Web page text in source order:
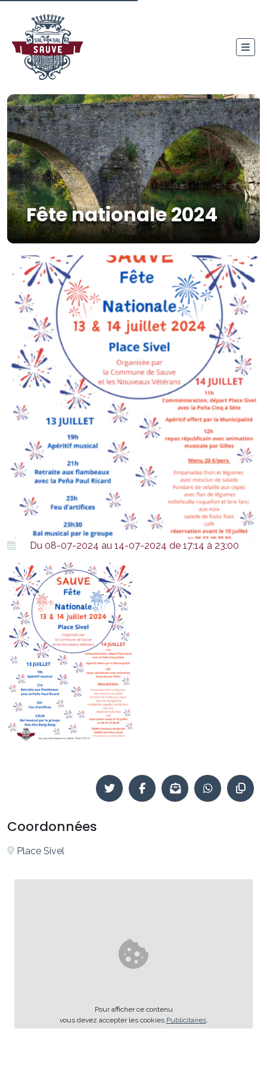
Fête nationale 2024
Du 08-07-2024 au 14-07-2024 de 17:14 à 23:00
Coordonnées
Place Sivel
Pour afficher ce contenu
vous devez accepter les cookies Publicitaires.